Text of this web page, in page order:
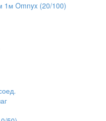
1м Omnyx (20/100)